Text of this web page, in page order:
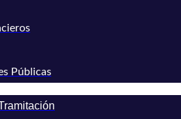
Públicas